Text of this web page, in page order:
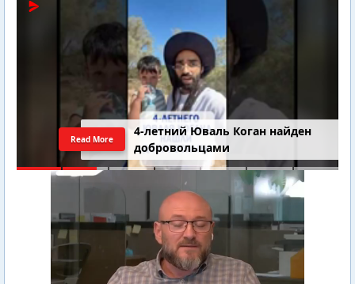
4-летний Юваль Коган найден
добровольцами
Read More